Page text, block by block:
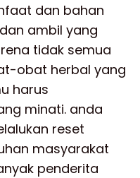
dan bahan
ambil yang
tidak semua
obat herbal yang
harus
minati. anda
reset
masyarakat
penderita